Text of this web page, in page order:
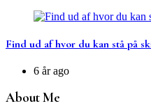
Find ud af hvor du kan stå på
6 år ago
About Me